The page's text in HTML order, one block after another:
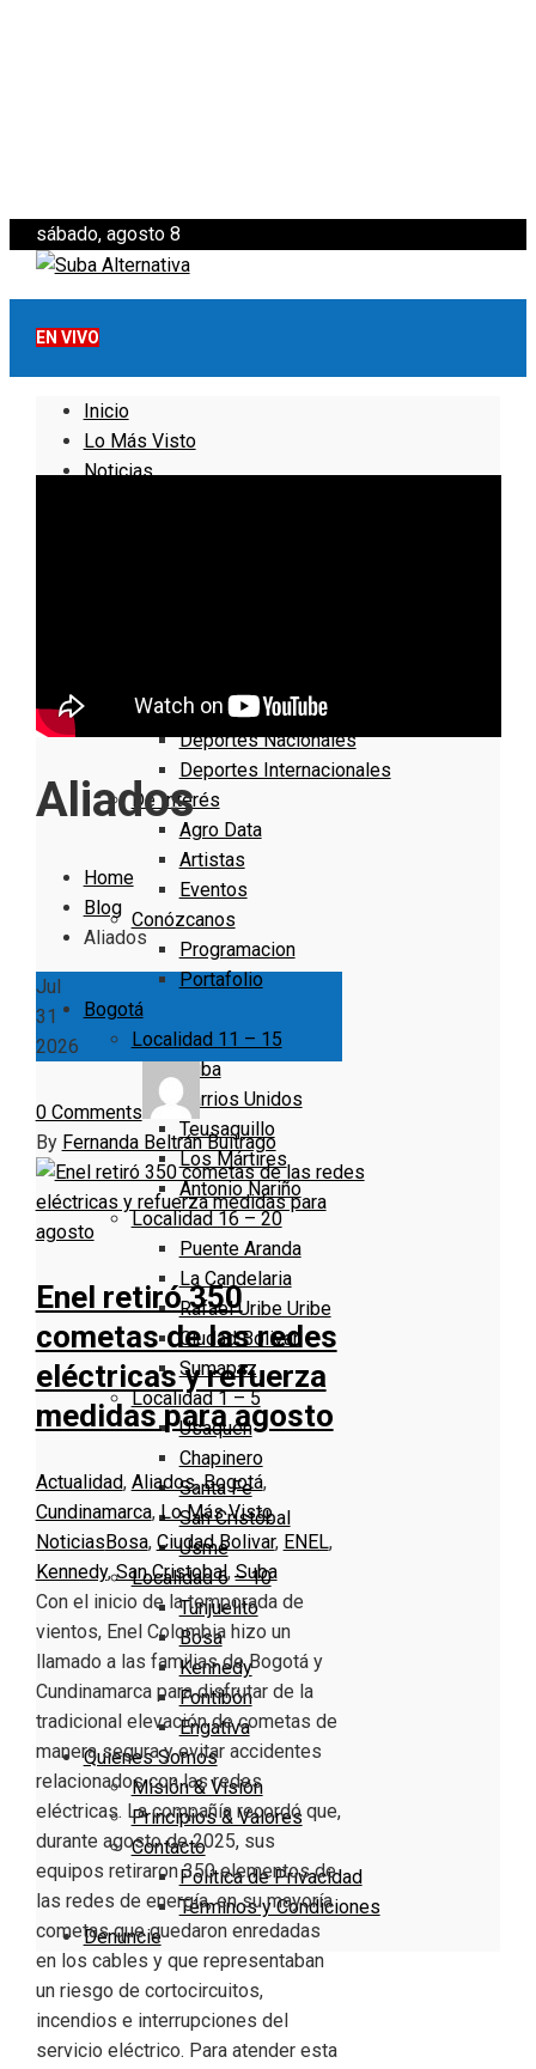
sábado, agosto 8
EN VIVO
Inicio
Lo Más Visto
Noticias
Deportes Locales
Deportes Nacionales
Deportes Internacionales
De Interés
Agro Data
Artistas
Eventos
Conózcanos
Programacion
Portafolio
Bogotá
Localidad 11 – 15
Suba
Barrios Unidos
Teusaquillo
Los Mártires
Antonio Nariño
Localidad 16 – 20
Puente Aranda
La Candelaria
Rafael Uribe Uribe
Ciudad Bolivar
Sumapaz
Localidad 1 – 5
Usaquen
Chapinero
Santa Fe
San Cristóbal
Usme
Localidad 6 – 10
Tunjuelito
Bosa
Kennedy
Fontibón
Engativa
Quienes Somos
Misión & Visión
Principios & Valores
Contacto
Política de Privacidad
Términos y Condiciones
Denuncie
Aliados
Home
Blog
Aliados
Jul
31
2026
0 Comments
By Fernanda Beltrán Buitrago
Enel retiró 350
cometas de las redes
eléctricas y refuerza
medidas para agosto
Actualidad, Aliados,Bogotá,
Cundinamarca,Lo Más Visto,
Noticias Bosa, Ciudad Bolivar, ENEL,
Kennedy,San Cristobal,Suba
Con el inicio de la temporada de
vientos, Enel Colombia hizo un
llamado a las familias de Bogotá y
Cundinamarca para disfrutar de la
tradicional elevación de cometas de
manera segura y evitar accidentes
relacionados con las redes
eléctricas. La compañía recordó que,
durante agosto de 2025, sus
equipos retiraron 350 elementos de
las redes de energía, en su mayoría
cometas que quedaron enredadas
en los cables y que representaban
un riesgo de cortocircuitos,
incendios e interrupciones del
servicio eléctrico. Para atender esta